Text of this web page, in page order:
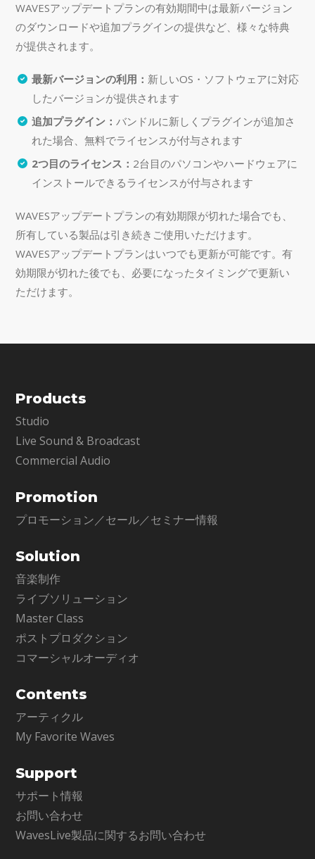
WAVESアップデートプランの有効期間中は最新バージョン
のダウンロードや追加プラグインの提供など、様々な特典
が提供されます。
最新バージョンの利用： 新しいOS・ソフトウェアに対応
したバージョンが提供されます
追加プラグイン： バンドルに新しくプラグインが追加さ
れた場合、無料でライセンスが付与されます
2つ目のライセンス： 2台目のパソコンやハードウェアに
インストールできるライセンスが付与されます
WAVESアップデートプランの有効期限が切れた場合でも、
所有している製品は引き続きご使用いただけます。
WAVESアップデートプランはいつでも更新が可能です。有
効期限が切れた後でも、必要になったタイミングで更新い
ただけます。
Products
Studio
Live Sound & Broadcast
Commercial Audio
Promotion
プロモーション／セール／セミナー情報
Solution
音楽制作
ライブソリューション
Master Class
ポストプロダクション
コマーシャルオーディオ
Contents
アーティクル
My Favorite Waves
Support
サポート情報
お問い合わせ
WavesLive製品に関するお問い合わせ